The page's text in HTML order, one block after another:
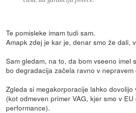
Te pomisleke imam tudi sam.
Amapk zdej je kar je, denar smo že dali,
Sam gledam, na to, da bom vseeno imel
bo degradacija začela ravno v nepravem
Zgleda si megakorporacije lahko
(kot odmeven primer VAG, kjer smo v
performance).